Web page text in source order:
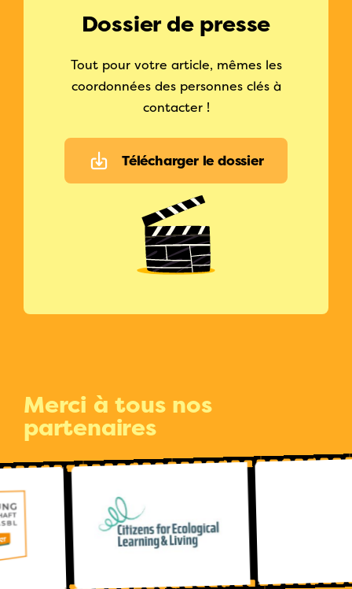
Dossier de presse
Tout pour votre article, mêmes les
coordonnées des personnes clés à
contacter !
Télécharger le dossier
Merci à tous nos
partenaires